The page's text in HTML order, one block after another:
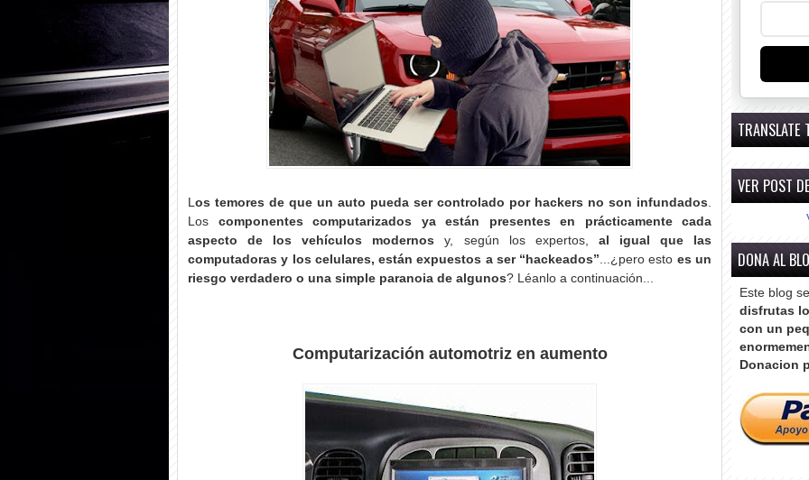
os temores de que un auto pueda ser controlado por hackers no son infundados
Los componentes computarizados ya están presentes en prácticamente cada
aspecto de los vehículos modernos y, según los expertos, al igual que las
computadoras y los celulares, están expuestos a ser “hackeados” ...¿pero esto es un
riesgo verdadero o una simple paranoia de algunos? Léanlo a continuación...
Computarización automotriz en aumento
TRANSLATE
VER POST
DONA AL
Este blog
disfrutas
con un
Donacion